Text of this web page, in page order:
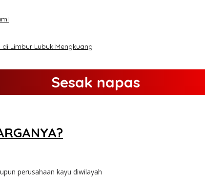
Limbur Lubuk Mengkuang
Sesak napas
perusahaan kayu diwilayah